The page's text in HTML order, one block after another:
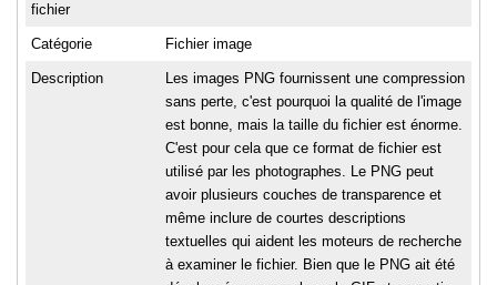
fichier
Catégorie Fichier image
Description
Les images PNG fournissent une compression
sans perte, c'est pourquoi la qualité de l'image
est bonne, mais la taille du fichier est énorme.
C'est pour cela que ce format de fichier est
utilisé par les photographes. Le PNG peut
avoir plusieurs couches de transparence et
même inclure de courtes descriptions
textuelles qui aident les moteurs de recherche
à examiner le fichier. Bien que le PNG ait été